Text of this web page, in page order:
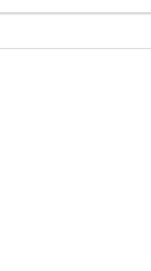
futurs
de construction
sur le site
: